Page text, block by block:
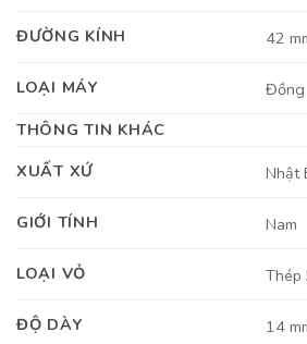
ĐƯỜNG KÍNH 42
LOẠI MÁY
Đồng
THÔNG TIN KHÁC
XUẤT XỨ
Nhật
GIỚI TÍNH Nam
LOẠI VỎ Thép
ĐỘ DÀY 14